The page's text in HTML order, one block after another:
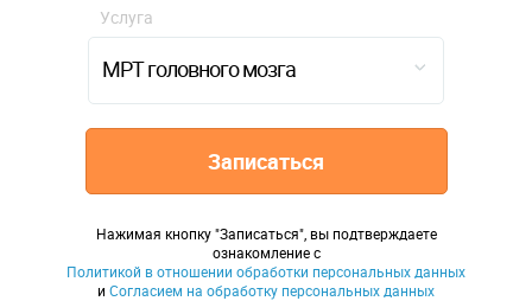
МРТ головного мозга
Услуга
Записаться
Нажимая кнопку "Записаться", вы подтверждаете
ознакомление с
Политикой в отношении обработки персональных данных
и Согласием на обработку персональных данных